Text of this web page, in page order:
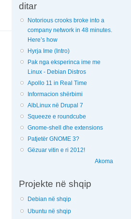
ditar
Notorious crooks broke into a
company network in 48 minutes.
Here’s how
Hyrja Ime (Intro)
Pak nga eksperinca ime me
Linux - Debian Distros
Apollo 11 in Real Time
Informacion shërbimi
AlbLinux në Drupal 7
Squeeze e roundcube
Gnome-shell dhe extensions
Patjetër GNOME 3?
Gëzuar vitin e ri 2012!
Akoma
Projekte në shqip
Debian në shqip
Ubuntu në shqip